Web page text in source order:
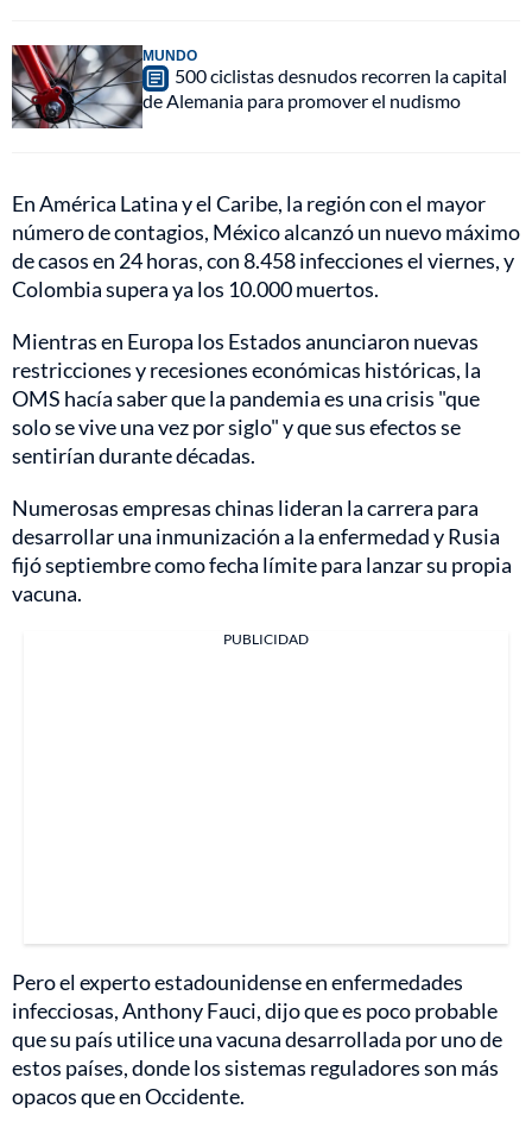
MUNDO
500 ciclistas desnudos recorren la capital
de Alemania para promover el nudismo
En América Latina y el Caribe, la región con el mayor
número de contagios, México alcanzó un nuevo máximo
de casos en 24 horas, con 8.458 infecciones el viernes, y
Colombia supera ya los 10.000 muertos.
Mientras en Europa los Estados anunciaron nuevas
restricciones y recesiones económicas históricas, la
OMS hacía saber que la pandemia es una crisis "que
solo se vive una vez por siglo" y que sus efectos se
sentirían durante décadas.
Numerosas empresas chinas lideran la carrera para
desarrollar una inmunización a la enfermedad y Rusia
fijó septiembre como fecha límite para lanzar su propia
vacuna.
PUBLICIDAD
Pero el experto estadounidense en enfermedades
infecciosas, Anthony Fauci, dijo que es poco probable
que su país utilice una vacuna desarrollada por uno de
estos países, donde los sistemas reguladores son más
opacos que en Occidente.